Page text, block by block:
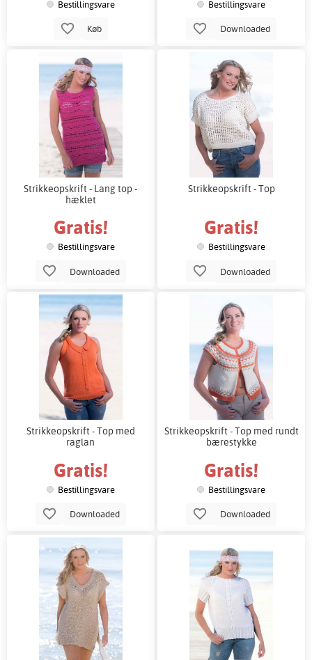
Bestillingsvare
Køb
Bestillingsvare
Downloaded
Strikkeopskrift - Lang top -
hæklet
Gratis!
Bestillingsvare
Downloaded
Strikkeopskrift - Top
Gratis!
Bestillingsvare
Downloaded
Strikkeopskrift - Top med
raglan
Gratis!
Bestillingsvare
Downloaded
Strikkeopskrift - Top med rundt
bærestykke
Gratis!
Bestillingsvare
Downloaded